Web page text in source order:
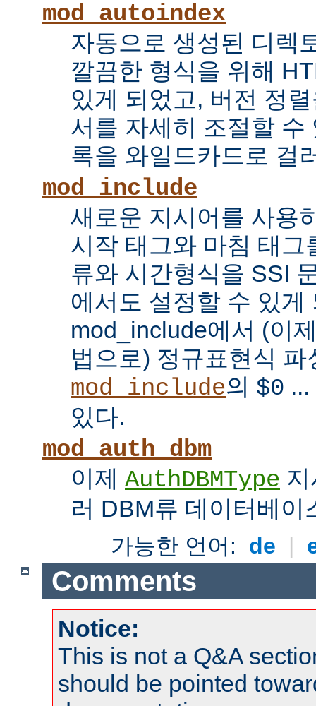
mod_autoindex
자동으로 생성된 디렉
깔끔한 형식을 위해
있게 되었고, 버전 정
서를 자세히 조절할 수
록을 와일드카드로 걸
mod_include
새로운 지시어를 사용
시작 태그와 마침 태그
류와 시간형식을 SSI
에서도 설정할 수 있게
mod_include에서 (이
법으로) 정규표현식
mod_include의 $0 ...
있다.
mod_auth_dbm
이제 AuthDBMType
러 DBM류 데이터베이
가능한 언어: de |
Comments
Notice:
This is not a Q&A
should be pointed